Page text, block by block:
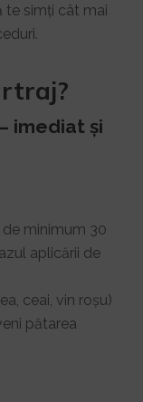
te simți cât mai
imediat și
minimum 30
aplicării de
ceai, vin roșu)
pătarea